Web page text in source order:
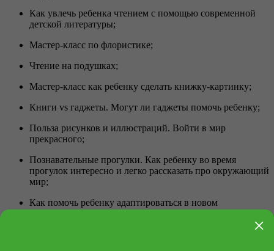
Как увлечь ребенка чтением с помощью современной
детской литературы;
Мастер-класс по флористике;
Чтение на подушках;
Мастер-класс как ребенку сделать книжку-картинку;
Книги vs гаджеты. Могут ли гаджеты помочь ребенку;
Польза рисунков и иллюстраций. Войти в мир
прекрасного;
Познавательные прогулки. Как ребенку во время
прогулок интересно и легко рассказать про окружающий
мир;
Как помочь ребенку адаптироваться в новом
×